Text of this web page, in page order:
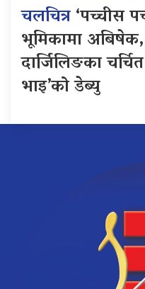
चलचित्र‘पच्चीस
भूमिकामा
दार्जिलिङका
भाइ’को डेब्यु